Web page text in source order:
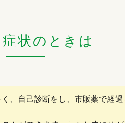
状のときは
、自己診断をし、市販薬で経過